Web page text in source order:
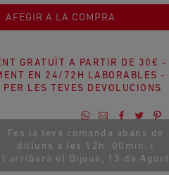
AFEGIR A LA COMPRA
GRATUÏT A PARTIR DE 30€ -
EN 24/72H LABORABLES -
LES TEVES DEVOLUCIONS
Fes la teva comanda abans de
dilluns a les 12h. 00min. i
t'arribarà el Dijous, 13 de Agost